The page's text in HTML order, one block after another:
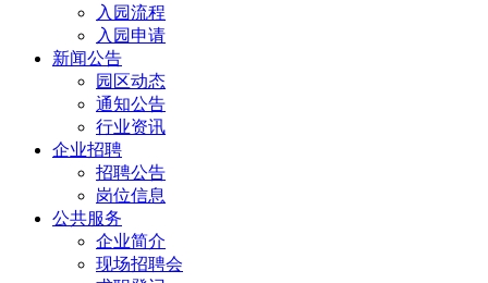
入园流程
入园申请
新闻公告
园区动态
通知公告
行业资讯
企业招聘
招聘公告
岗位信息
公共服务
企业简介
现场招聘会